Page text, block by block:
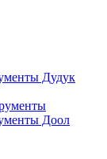
Дудук
Доол